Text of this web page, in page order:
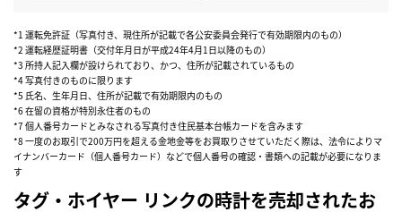
*1 運転免許証（写真付き、現住所が記載で各公安委員会発行で有効期限内のもの）
*2 運転経歴証明書（交付年月日が平成24年4月1日以降のもの）
*3 所持人記入欄が設けられており、かつ、住所が記載されているもの
*4 写真付きのものに限ります
*5 氏名、生年月日、住所が記載で有効期限内のもの
*6 在留の資格が特別永住者のもの
*7 個人番号カードとみなされる写真付き住民基本台帳カードを含みます
*8 一度のお取引で200万円を超える金地金等をお買取りさせていただく際は、法令によりマ
イナンバーカード（個人番号カード）などで個人番号の確認・書類への記載が必要になりま
す
タグ・ホイヤー リンクの時計を売却されたお